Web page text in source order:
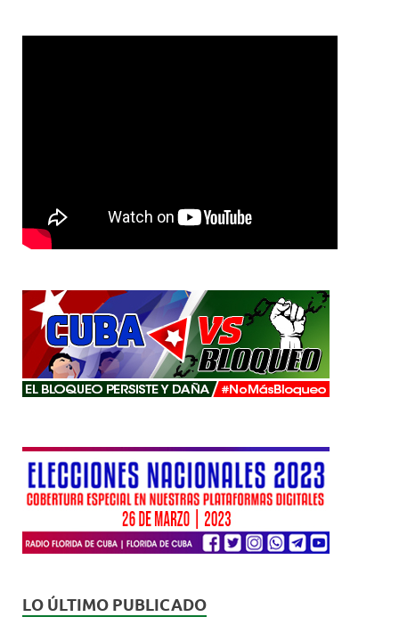
LO ÚLTIMO PUBLICADO